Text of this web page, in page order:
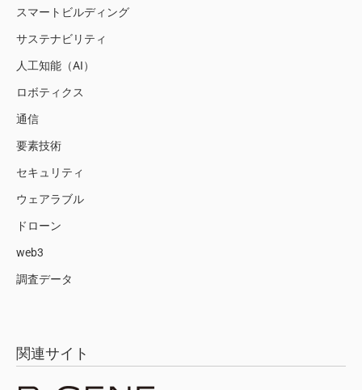
スマートビルディング
サステナビリティ
人工知能（AI）
ロボティクス
通信
要素技術
セキュリティ
ウェアラブル
ドローン
web3
調査データ
関連サイト